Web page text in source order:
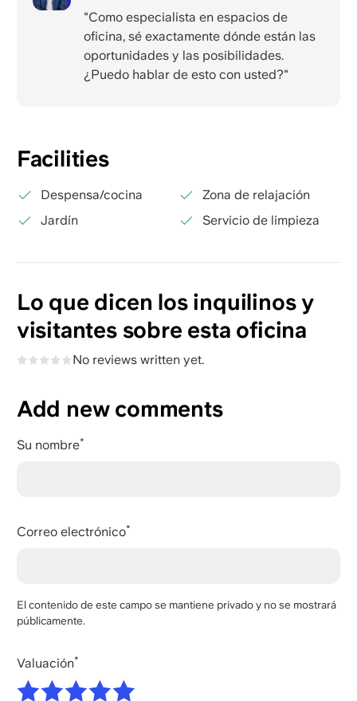
"Como especialista en espacios de
oficina, sé exactamente dónde están las
oportunidades y las posibilidades.
¿Puedo hablar de esto con usted?"
Facilities
Despensa/cocina
Zona de relajación
Jardín
Servicio de limpieza
Lo que dicen los inquilinos y
visitantes sobre esta oficina
No reviews written yet.
Add new comments
Su nombre
Correo electrónico
El contenido de este campo se mantiene privado y no se mostrará
públicamente.
Valuación